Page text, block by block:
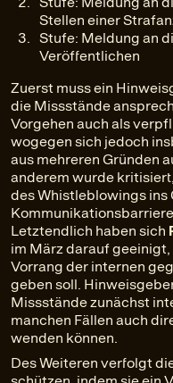
Stellen einer
Stufe: Meldung an
Veröffentlichen
Zuerst muss ein
die Missstände
Vorgehen auch als
wogegen sich jedoch
aus mehreren Gründen
anderem wurde
des Whistleblowings
Letztendlich haben sich
im März darauf
Vorrang der internen
geben soll.
Missstände zunächst
manchen Fällen auch
wenden können.
Des Weiteren verfolgt